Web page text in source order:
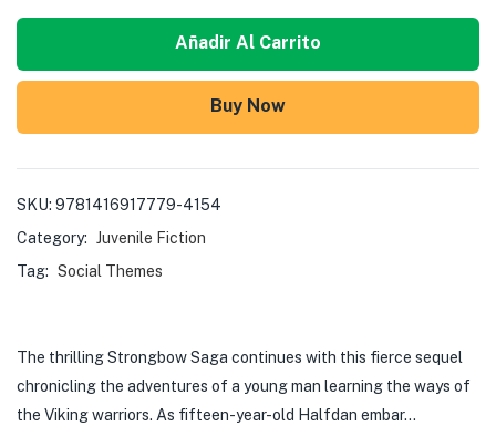
Añadir Al Carrito
Buy Now
SKU: 9781416917779-4154
Category: Juvenile Fiction
Tag: Social Themes
The thrilling Strongbow Saga continues with this fierce sequel
chronicling the adventures of a young man learning the ways of
the Viking warriors. As fifteen-year-old Halfdan embar…